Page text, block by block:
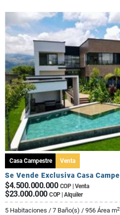
Casa Campestre Venta
$4.500.000.000 COP | Venta
$23.000.000 COP | Alquiler
5 Habitaciones / 7 Baño(s) / 956 Área m2